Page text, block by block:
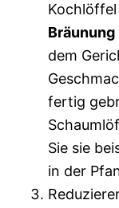
Kochlöffel
dem
fertig
Sie sie
in der